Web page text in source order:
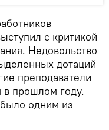
с критикой
Недовольство
дотаций
преподаватели
прошлом году.
одним из